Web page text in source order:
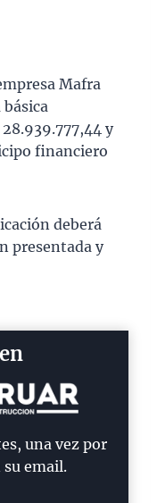
Mafra
y
financiero
deberá
presentada y
una vez por
su email.